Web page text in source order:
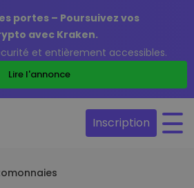
portes – Poursuivez vos
avec Kraken.
et entièrement accessibles.
Lire l'annonce
Inscription